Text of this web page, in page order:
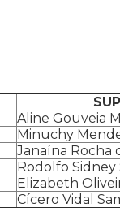
Aline Gouveia
Minuchy
Janaína Rocha
Rodolfo Sidney
Elizabeth
Cícero Vidal